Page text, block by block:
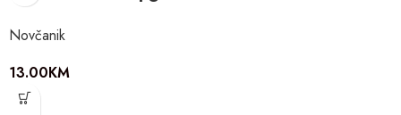
Novčanik
13.00KM